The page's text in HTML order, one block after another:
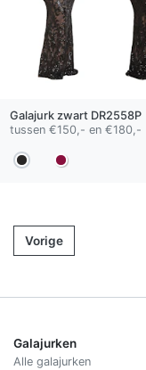
Galajurk zwartDR2558P
tussen €150,- en €180,-
Vorige
Galajurken
Alle galajurken